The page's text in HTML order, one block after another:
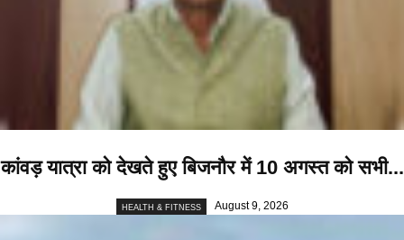
कांवड़ यात्रा को देखते हुए बिजनौर में 10 अगस्त को सभी...
HEALTH & FITNESS August 9, 2026